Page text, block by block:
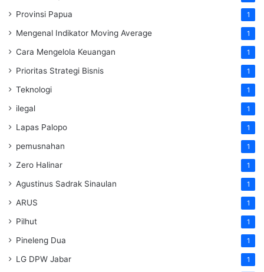
Provinsi Papua 1
Mengenal Indikator Moving Average 1
Cara Mengelola Keuangan 1
Prioritas Strategi Bisnis 1
Teknologi 1
ilegal 1
Lapas Palopo 1
pemusnahan 1
Zero Halinar 1
Agustinus Sadrak Sinaulan 1
ARUS 1
Pilhut 1
Pineleng Dua 1
LG DPW Jabar 1